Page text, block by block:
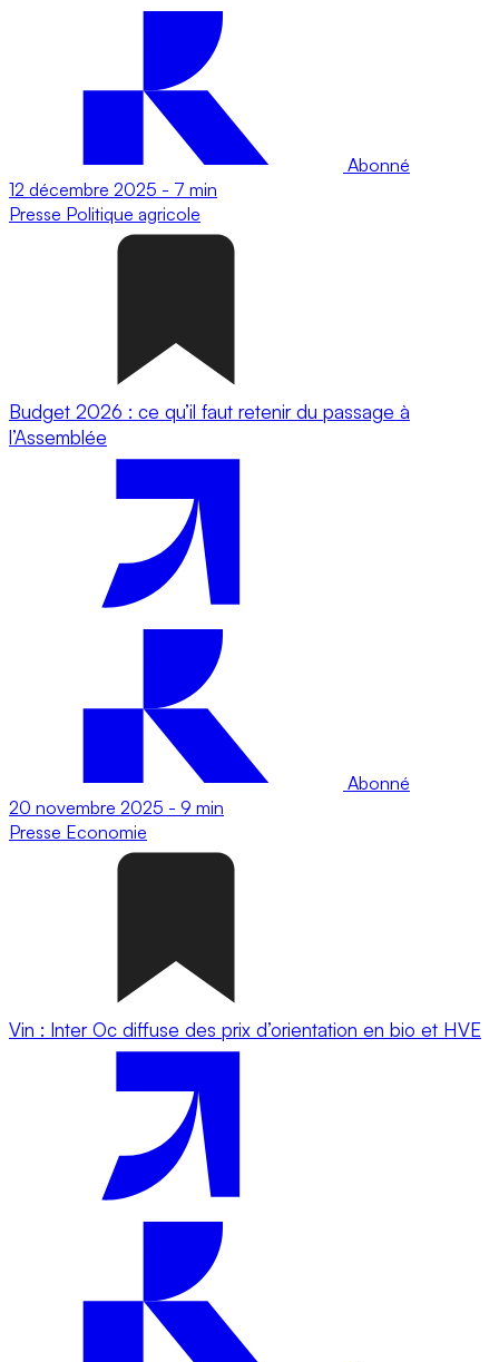
Abonné
12 décembre 2025 - 7 min
Presse Politique agricole
Budget 2026 : ce qu’il faut retenir du passage à
l’Assemblée
Abonné
20 novembre 2025 - 9 min
Presse Economie
Vin : Inter Oc diffuse des prix d’orientation en bio et HVE